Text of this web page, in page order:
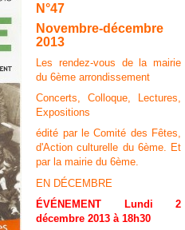
N°47
Novembre-décembre
2013
Les rendez-vous de la mairie
du 6ème arrondissement
Concerts, Colloque, Lectures,
Expositions
édité par le Comité des Fêtes,
d'Action culturelle du 6ème. Et
par la mairie du 6ème.
EN DÉCEMBRE
ÉVÉNEMENT Lundi 2
décembre 2013 à 18h30